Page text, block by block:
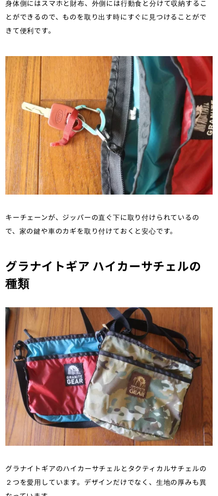
身体側にはスマホと財布、外側には行動食と分けて収納するこ
とができるので、ものを取り出す時にすぐに見つけることがで
きて便利です。
キーチェーンが、ジッパーの直ぐ下に取り付けられているの
で、家の鍵や車のカギを取り付けておくと安心です。
グラナイトギア ハイカーサチェルの
種類
グラナイトギアのハイカーサチェルとタクティカルサチェルの
２つを愛用しています。デザインだけでなく、生地の厚みも異